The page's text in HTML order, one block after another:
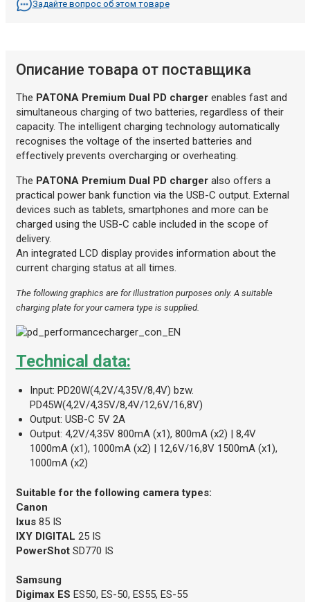
Задайте вопрос об этом товаре
Описание товара от поставщика
The PATONA Premium Dual PD chargerenables fast and
simultaneous charging of two batteries, regardless of their
capacity. The intelligent charging technology automatically
recognises the voltage of the inserted batteries and
effectively prevents overcharging or overheating.
The PATONA Premium Dual PD chargeralso offers a
practical power bank function via the USB-C output. External
devices such as tablets, smartphones and more can be
charged using the USB-C cable included in the scope of
delivery.
An integrated LCD display provides information about the
current charging status at all times.
The following graphics are for illustration purposes only. A suitable
charging plate for your camera type is supplied.
Technical data:
Input: PD20W(4,2V/4,35V/8,4V) bzw.
PD45W(4,2V/4,35V/8,4V/12,6V/16,8V)
Output: USB-C 5V 2A
Output: 4,2V/4,35V 800mA (x1), 800mA (x2) | 8,4V
1000mA (x1), 1000mA (x2) | 12,6V/16,8V 1500mA (x1),
1000mA (x2)
Suitable for the following camera types:
Canon
Ixus85 IS
IXY DIGITAL 25 IS
PowerShotSD770 IS
Samsung
Digimax ES ES50, ES-50, ES55, ES-55